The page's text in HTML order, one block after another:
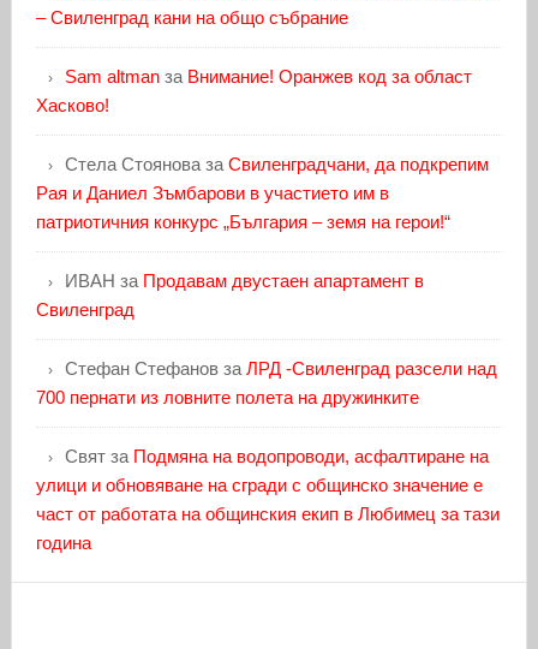
– Свиленград кани на общо събрание
Sam altmanза Внимание! Оранжев код за област
Хасково!
Стела Стояноваза Свиленградчани, да подкрепим
Рая и Даниел Зъмбарови в участието им в
патриотичния конкурс „България – земя на герои!“
ИВАН за Продавам двустаен апартамент в
Свиленград
Стефан Стефановза ЛРД -Свиленград разсели над
700 пернати из ловните полета на дружинките
Святза Подмяна на водопроводи, асфалтиране на
улици и обновяване на сгради с общинско значение е
част от работата на общинския екип в Любимец за тази
година